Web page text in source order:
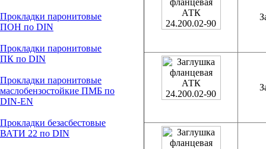
Прокладки паронитовые
ПОН по DIN
Прокладки паронитовые
ПК по DIN
Прокладки паронитовые
маслобензостойкие ПМБ по
DIN-EN
Прокладки безасбестовые
ВАТИ 22 по DIN